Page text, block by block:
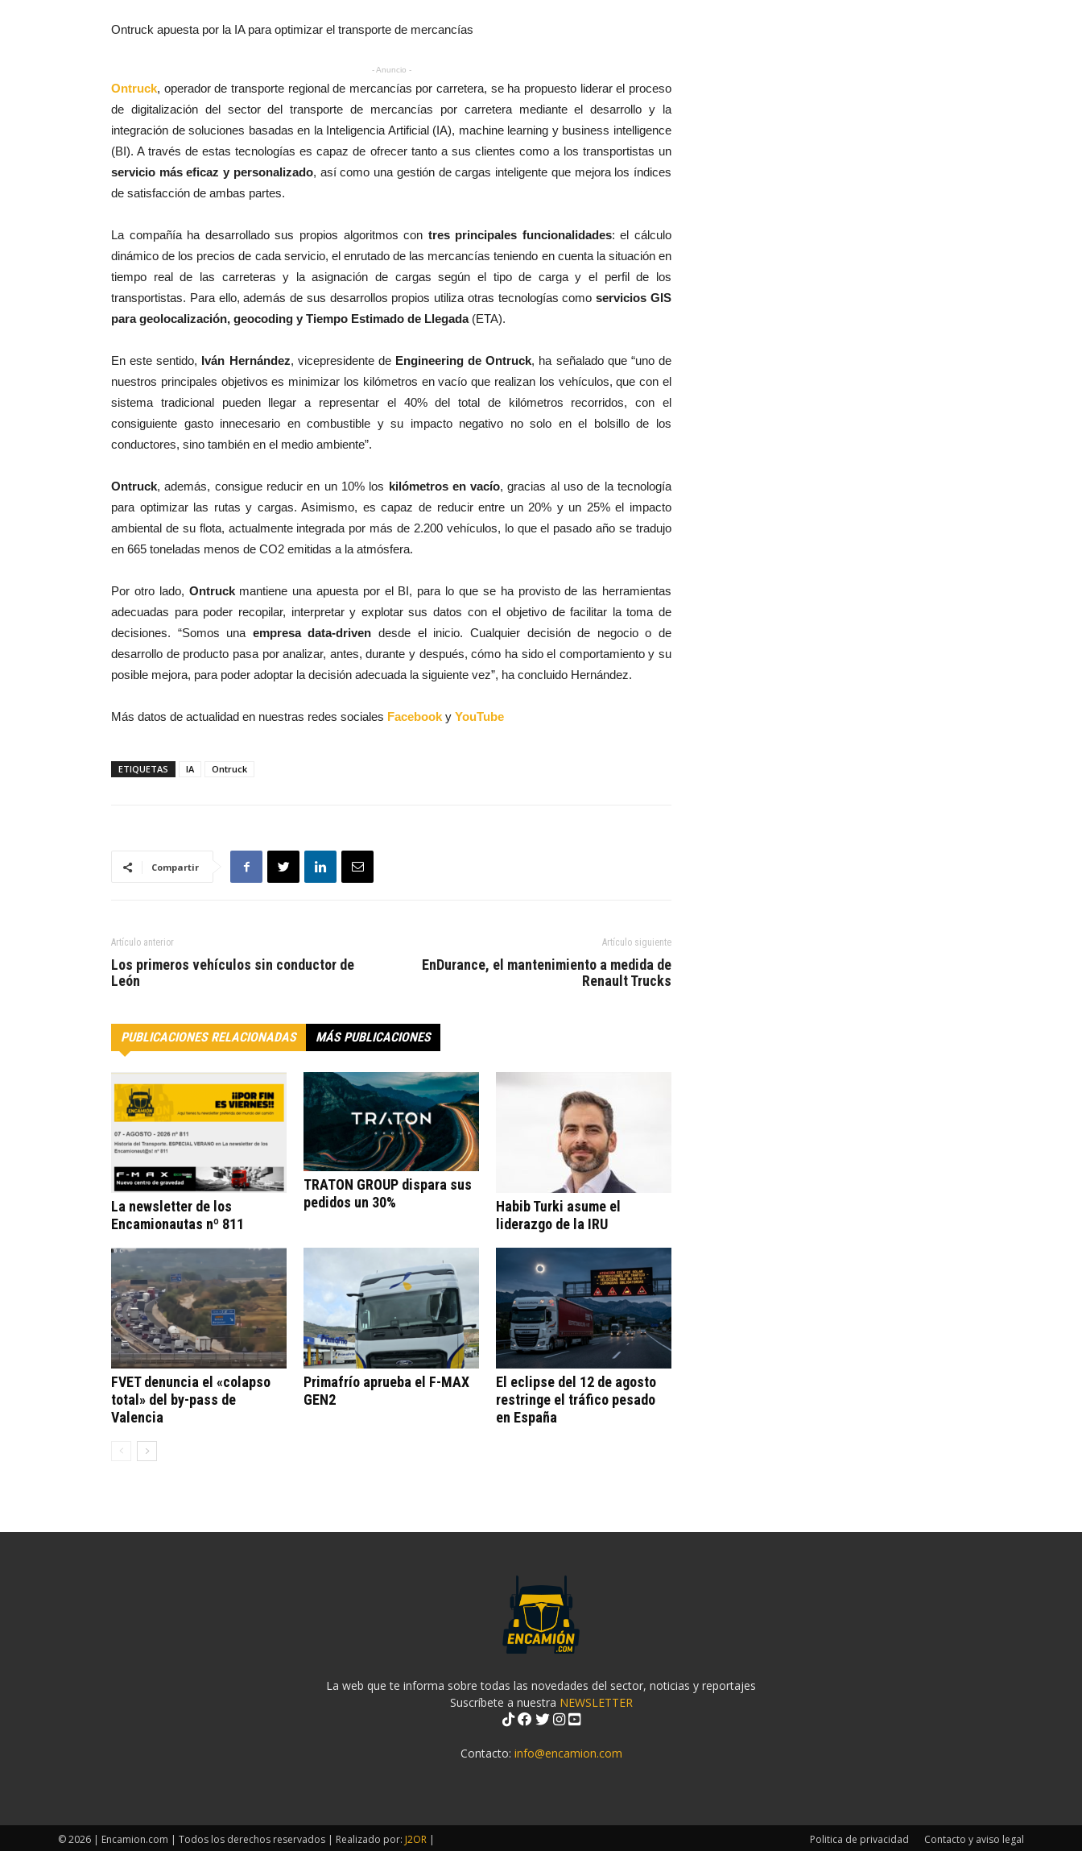
Ontruck apuesta por la IA para optimizar el transporte de mercancías
- Anuncio -
Ontruck, operador de transporte regional de mercancías por carretera, se ha propuesto liderar el proceso
de digitalización del sector del transporte de mercancías por carretera mediante el desarrollo y la
integración de soluciones basadas en la Inteligencia Artificial (IA), machine learning y business intelligence
(BI). A través de estas tecnologías es capaz de ofrecer tanto a sus clientes como a los transportistas un
servicio más eficaz y personalizado, así como una gestión de cargas inteligente que mejora los índices
de satisfacción de ambas partes.
La compañía ha desarrollado sus propios algoritmos con tres principales funcionalidades: el cálculo
dinámico de los precios de cada servicio, el enrutado de las mercancías teniendo en cuenta la situación en
tiempo real de las carreteras y la asignación de cargas según el tipo de carga y el perfil de los
transportistas. Para ello, además de sus desarrollos propios utiliza otras tecnologías comoservicios GIS
para geolocalización, geocoding y Tiempo Estimado de Llegada(ETA).
En este sentido, Iván Hernández, vicepresidente de Engineering de Ontruck, ha señalado que “uno de
nuestros principales objetivos es minimizar los kilómetros en vacío que realizan los vehículos, que con el
sistema tradicional pueden llegar a representar el 40% del total de kilómetros recorridos, con el
consiguiente gasto innecesario en combustible y su impacto negativo no solo en el bolsillo de los
conductores, sino también en el medio ambiente”.
Ontruck, además, consigue reducir en un 10% los kilómetros en vacío, gracias al uso de la tecnología
para optimizar las rutas y cargas. Asimismo, es capaz de reducir entre un 20% y un 25% el impacto
ambiental de su flota, actualmente integrada por más de 2.200 vehículos, lo que el pasado año se tradujo
en 665 toneladas menos de CO2 emitidas a la atmósfera.
Por otro lado, Ontruckmantiene una apuesta por el BI, para lo que se ha provisto de las herramientas
adecuadas para poder recopilar, interpretar y explotar sus datos con el objetivo de facilitar la toma de
decisiones. “Somos una empresa data-driven desde el inicio. Cualquier decisión de negocio o de
desarrollo de producto pasa por analizar, antes, durante y después, cómo ha sido el comportamiento y su
posible mejora, para poder adoptar la decisión adecuada la siguiente vez”, ha concluido Hernández.
Más datos de actualidad en nuestras redes sociales Facebook y YouTube
ETIQUETAS IA Ontruck
Compartir
Artículo anterior
Los primeros vehículos sin conductor de
León
Artículo siguiente
EnDurance, el mantenimiento a medida de
Renault Trucks
PUBLICACIONES RELACIONADAS MÁS PUBLICACIONES
La newsletter de los
Encamionautas nº 811
TRATON GROUP dispara sus
pedidos un 30%
Habib Turki asume el
liderazgo de la IRU
FVET denuncia el «colapso
total» del by-pass de
Valencia
Primafrío aprueba el F-MAX
GEN2
El eclipse del 12 de agosto
restringe el tráfico pesado
en España
La web que te informa sobre todas las novedades del sector, noticias y reportajes
Suscríbete a nuestra NEWSLETTER
Contacto: info@encamion.com
Politica de privacidad Contacto y aviso legal
© 2026 | Encamion.com | Todos los derechos reservados | Realizado por: J2OR |